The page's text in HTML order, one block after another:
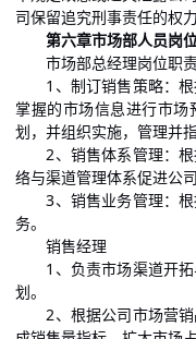
司保留追究刑事责任的权力
第六章市场部人员岗
市场部总经理岗位职
1、制订销售策略：根
掌握的市场信息进行市
划，并组织实施，管理并
2、销售体系管理：根
络与渠道管理体系促进公
3、销售业务管理：根
务。
销售经理
1、负责市场渠道开拓
划。
2、根据公司市场营销